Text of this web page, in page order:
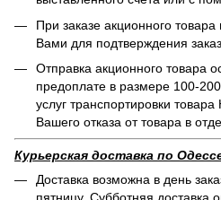
При заказе акционного
Вами для подтверждения
Отправка акционного товара
предоплате в размере 100-
услуг транспортировки
Вашего отказа от товара в
Курьерская доставка по
Доставка возможна в день